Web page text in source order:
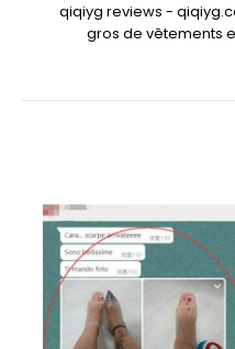
qiqiyg reviews -
gros de vêtements